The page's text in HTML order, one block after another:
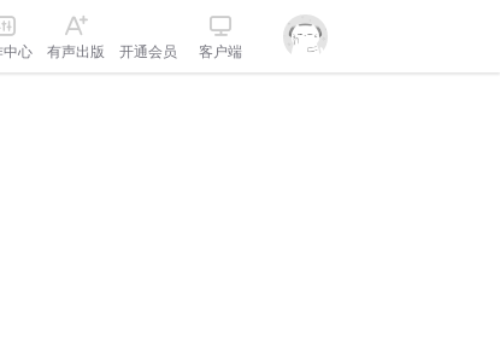
中心 有声出版 开通会员 客户端